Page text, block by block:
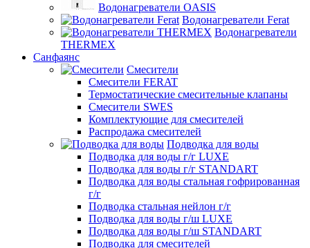
Водонагреватели OASIS
Водонагреватели Ferat
Водонагреватели
THERMEX
Санфаянс
Смесители
Смесители FERAT
Термостатические смесительные клапаны
Смесители SWES
Комплектующие для смесителей
Распродажа смесителей
Подводка для воды
Подводка для воды г/г LUXE
Подводка для воды г/г STANDART
Подводка для воды стальная гофрированная
г/г
Подводка стальная нейлон г/г
Подводка для воды г/ш LUXE
Подводка для воды г/ш STANDART
Подводка для смесителей